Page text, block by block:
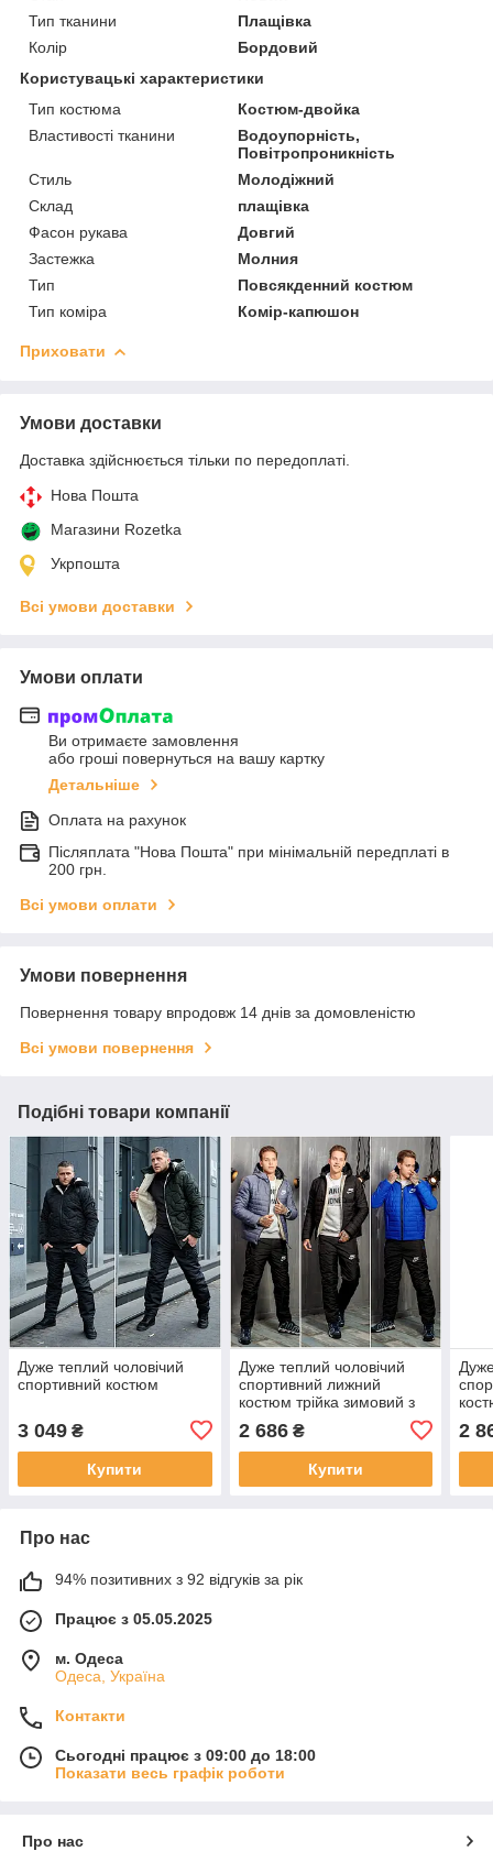
Тип тканини
Плащівка
Колір
Бордовий
Користувацькі характеристики
Тип костюма
Костюм-двойка
Властивості тканини
Водоупорність,
Повітропроникність
Стиль
Молодіжний
Склад
плащівка
Фасон рукава
Довгий
Застежка
Молния
Тип
Повсякденний костюм
Тип коміра
Комір-капюшон
Приховати
Умови доставки
Доставка здійснюється тільки по передоплаті.
Нова Пошта
Магазини Rozetka
Укрпошта
Всі умови доставки
Умови оплати
Ви отримаєте замовлення
або гроші повернуться на вашу картку
Детальніше
Оплата на рахунок
Післяплата "Нова Пошта" при мінімальній передплаті в
200 грн.
Всі умови оплати
Умови повернення
Повернення товару впродовж 14 днів за домовленістю
Всі умови повернення
Подібні товари компанії
Дуже теплий чоловічий
спортивний костюм
3 049 ₴
Купити
Дуже теплий чоловічий
спортивний лижний
костюм трійка зимовий з
повністю на овчині батал
2 686₴
Купити
2
Про нас
94% позитивних з 92 відгуків за рік
Працює з 05.05.2025
м. Одеса
Одеса, Україна
Контакти
Сьогодні працює з 09:00 до 18:00
Показати весь графік роботи
Про нас